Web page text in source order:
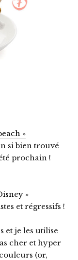
»
si bien trouvé
prochain !
»
et régressifs !
et je les utilise
cher et hyper
(or,